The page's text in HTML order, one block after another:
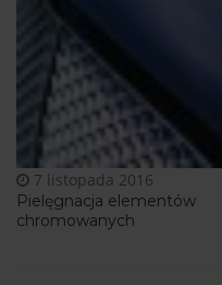
Pielęgnacja elementów
chromowanych
7 listopada 2016